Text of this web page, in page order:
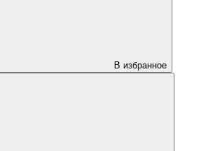
В избранное